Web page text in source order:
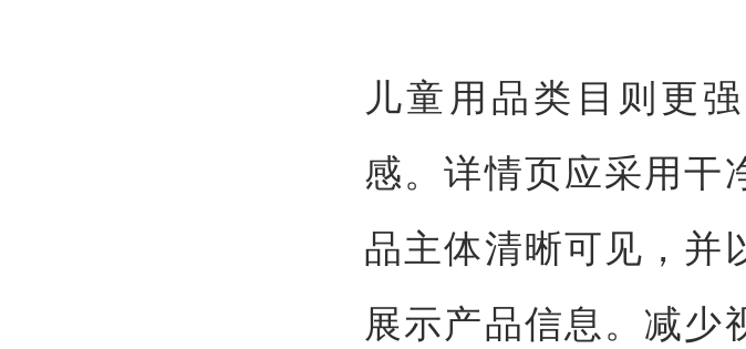
儿童用品类目则更
感。详情页应采用干
品主体清晰可见，并
展示产品信息。减少